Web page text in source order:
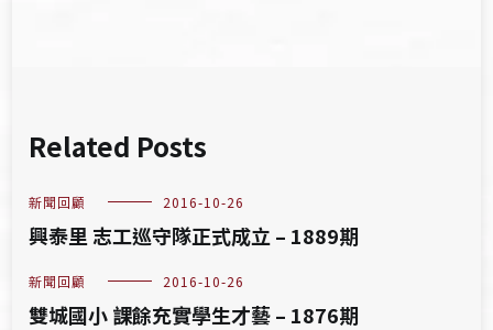
Related Posts
新聞回顧 2016-10-26
興泰里 志工巡守隊正式成立 – 1889期
新聞回顧 2016-10-26
雙城國小 課餘充實學生才藝 – 1876期